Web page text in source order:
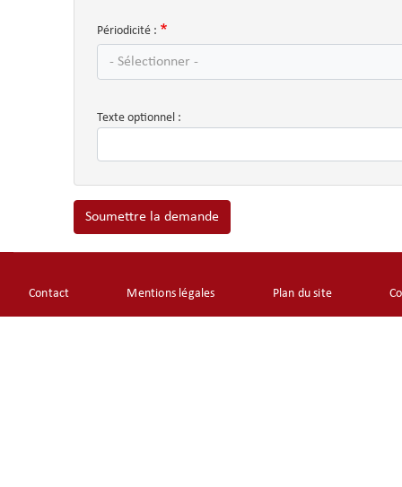
Périodicité :
- Sélectionner -
Texte optionnel :
Soumettre la demande
Footer
Contact Mentions légales Plan du site